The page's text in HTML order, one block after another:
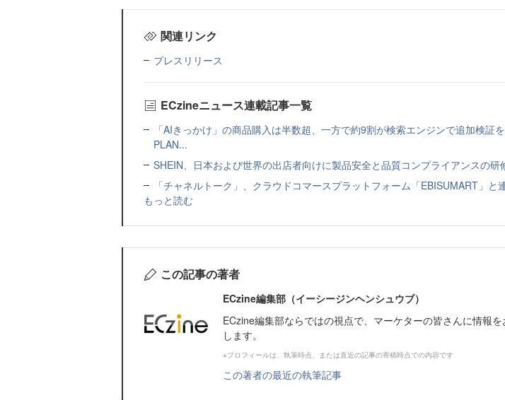
関連リンク
プレスリリース
ECzineニュース連載記事一覧
「AIきっかけ」の商品購入は半数超、一方で約9割が検索エンジンで追加検証
PLAN...
SHEIN、日本および世界の出店者向けに製品安全と品質コンプライアンスの研
「チャネルトーク」、クラウドコマースプラットフォーム「EBISUMART」と
もっと読む
この記事の著者
ECzine編集部（イーシージンヘンシュウブ）
ECzine編集部ならではの視点で、マーケターの皆さんに情報を
します。
※プロフィールは、執筆時点、または直近の記事の寄稿時点での内容です
この著者の最近の執筆記事